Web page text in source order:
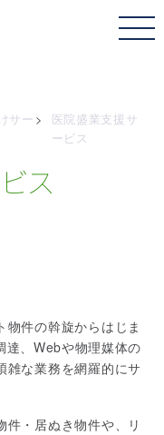
サー >
医院盛業支援サ
ービス
ス
件の斡旋からはじま
達、Webや物理媒体の
雑な業務を網羅的にサ
・居ぬき物件や、リ